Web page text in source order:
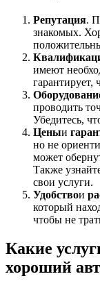
Репутация.
знакомых.
имеют
гарантирует,
проводить
Убедитесь,
Ценыи
но не
может
Также
свои услуги.
Удобствои
который
чтобы не
Какие
хороший